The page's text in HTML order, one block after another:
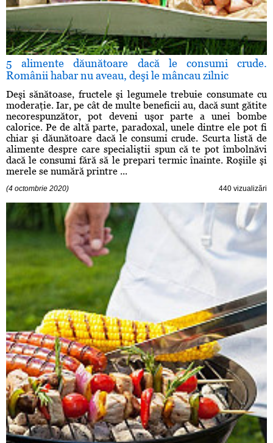
5 alimente dăunătoare dacă le consumi crude.
Românii habar nu aveau, deşi le mâncau zilnic
Deşi sănătoase, fructele şi legumele trebuie consumate cu
moderaţie. Iar, pe cât de multe beneficii au, dacă sunt gătite
necorespunzător, pot deveni uşor parte a unei bombe
calorice. Pe de altă parte, paradoxal, unele dintre ele pot fi
chiar şi dăunătoare dacă le consumi crude. Scurta listă de
alimente despre care specialiştii spun că te pot îmbolnăvi
dacă le consumi fără să le prepari termic înainte. Roşiile şi
merele se numără printre ...
(4 octombrie 2020) 440 vizualizări